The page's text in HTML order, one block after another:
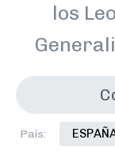
los
País: